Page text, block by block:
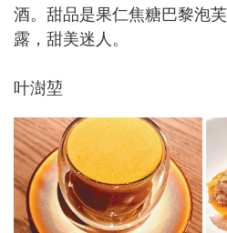
酒。甜品是果仁焦糖巴黎泡
露，甜美迷人。
叶澍堃